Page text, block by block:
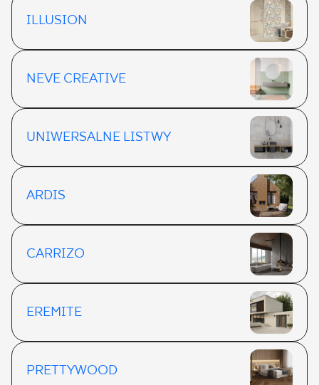
ILLUSION
NEVE CREATIVE
UNIWERSALNE LISTWY
ARDIS
CARRIZO
EREMITE
PRETTYWOOD